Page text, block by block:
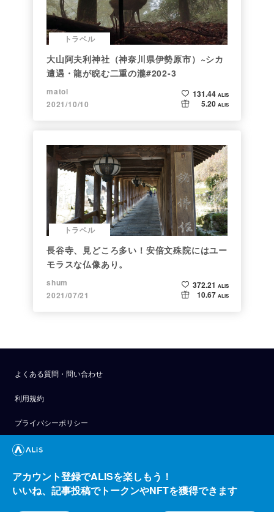
トラベル
大山阿夫利神社（神奈川県伊勢原市）~シカ
遭遇・龍が睨む二重の瀧#202-3
matol
2021/10/10
131.44 ALIS
5.20 ALIS
トラベル
長谷寺、見どころ多い！安倍文殊院にはユー
モラスな仏像あり。
shum
2021/07/21
372.21 ALIS
10.67 ALIS
よくある質問・問い合わせ
利用規約
プライバシーポリシー
公式アナウンス
技術ブログ
API
アカウント登録でALISを楽しもう！
いいね、記事投稿でトークンやNFTを獲得できます